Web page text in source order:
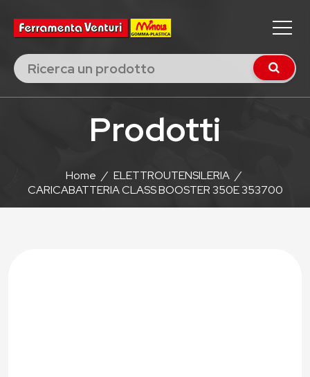
Prodotti
Home / ELETTROUTENSILERIA /
CARICABATTERIA CLASS BOOSTER 350E 353700